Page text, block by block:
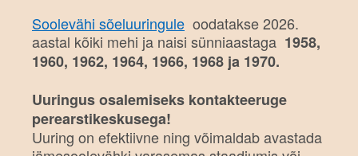
Soolevähi sõeluuringule oodatakse2026.
aastal kõiki mehi ja naisi sünniaastaga 1958,
1960, 1962, 1964, 1966, 1968 ja 1970.
Uuringus osalemiseks kontakteeruge
perearstikeskusega!
Uuring on efektiivne ning võimaldab avastada